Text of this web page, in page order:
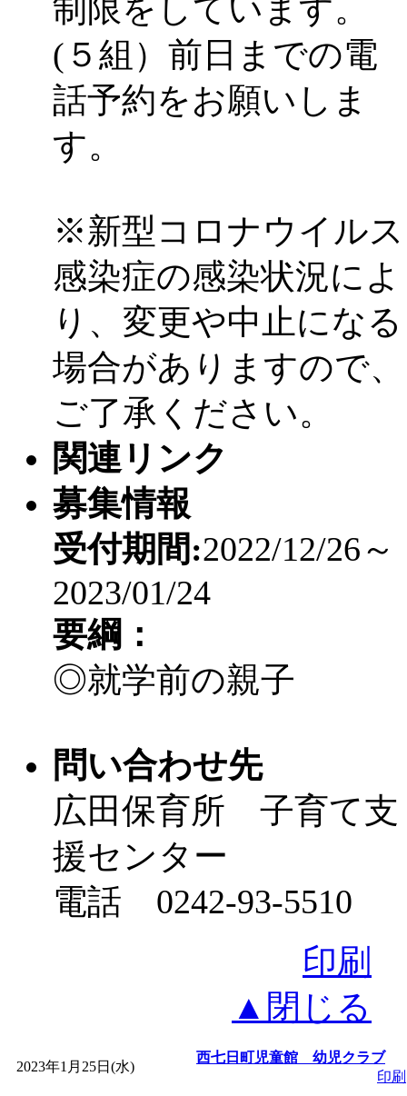
制限をしています。
(５組）前日までの電
話予約をお願いしま
す。
※新型コロナウイルス
感染症の感染状況によ
り、変更や中止になる
場合がありますので、
ご了承ください。
関連リンク
募集情報
受付期間:2022/12/26～
2023/01/24
要綱：
◎就学前の親子
問い合わせ先
広田保育所 子育て支
援センター
電話 0242-93-5510
印刷
▲閉じる
2023年1月25日(水)
西七日町児童館 幼児クラブ
印刷